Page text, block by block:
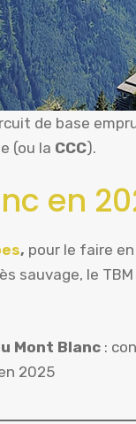
de base
(ou la CCC).
en
, pour le faire
sauvage, le
Mont Blanc :
2025